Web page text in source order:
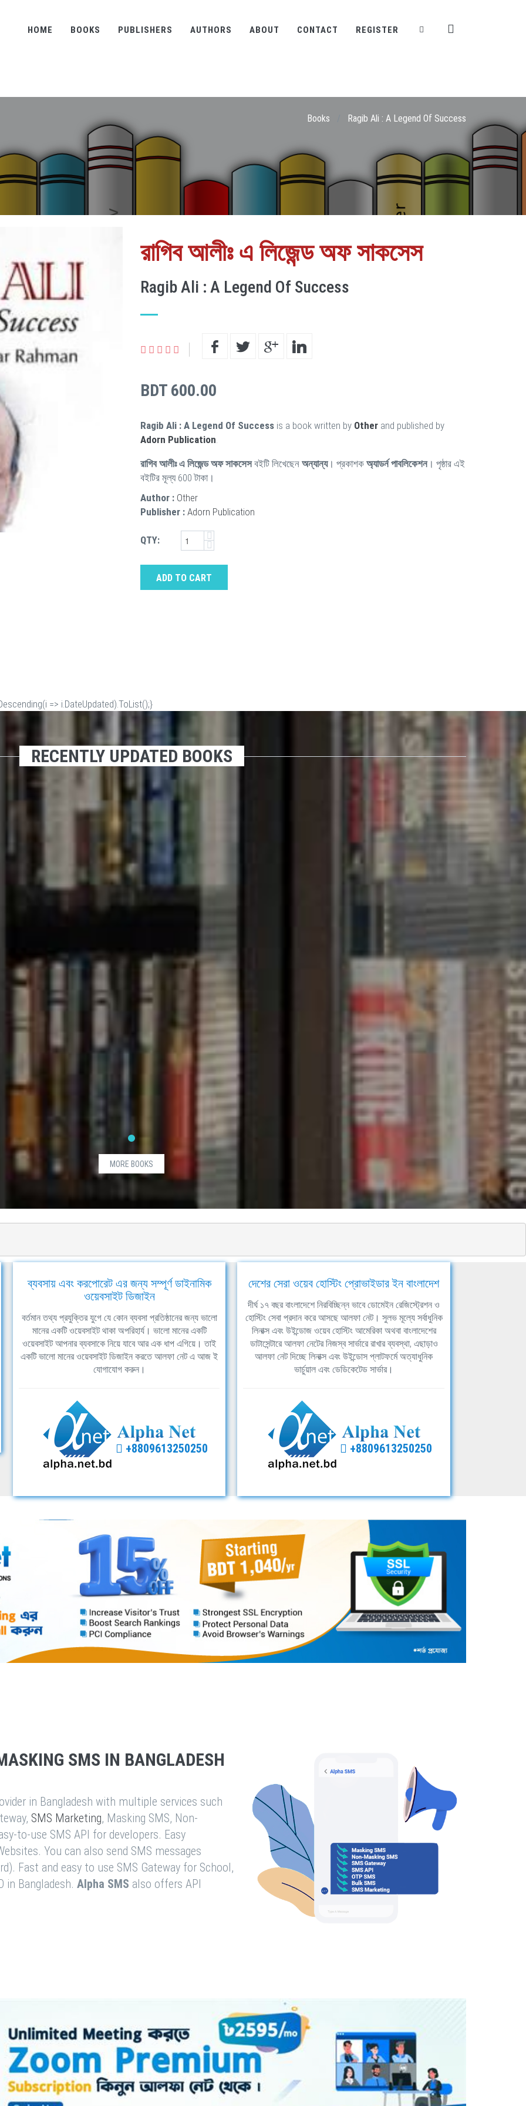
HOME BOOKS PUBLISHERS AUTHORS ABOUT CONTACT REGISTER
Books Ragib Ali : A Legend Of Success
রাগিব আলীঃ এ লিজেন্ড অফ সাকসেস
Ragib Ali : A Legend Of Success
BDT 600.00
Ragib Ali : A Legend Of Success is a book written by Other and published by
Adorn Publication.
রাগিব আলীঃ এ লিজেন্ড অফ সাকসেসবইটি লিখেছেন অন্যান্য। প্রকাশক অ্যাডর্ন পাবলিকেশন। পৃষ্ঠার এই
বইটির মূল্য 600 টাকা।
Author : Other
Publisher : Adorn Publication
QTY:
ADD TO CART
=> i.DateUpdated).ToList();}
RECENTLY UPDATED BOOKS
MORE BOOKS
ব্যবসায় এবং করপোরেট এর জন্য সম্পূর্ণ ডাইনামিক
ওয়েবসাইট ডিজাইন
বর্তমান তথ্য প্রযুক্তির যুগে যে কোন ব্যবসা প্রতিষ্ঠানের জন্য ভালো
মানের একটি ওয়েবসাইট থাকা অপরিহার্য। ভালো মানের একটি
ওয়েবসাইট আপনার ব্যবসাকে নিয়ে যাবে আর এক ধাপ এগিয়ে। তাই
একটি ভালো মানের ওয়েবসাইট ডিজাইন করতে আলফা নেট এ আজ ই
যোগাযোগ করুন।
+8809613250250
দেশের সেরা ওয়েব হোস্টিং প্রোভাইডার ইন বাংলাদেশ
দীর্ঘ ১৭ বছর বাংলাদেশে নিরবিচ্ছিন্ন ভাবে ডোমেইন রেজিস্ট্রেশন ও
হোস্টিং সেবা প্রদান করে আসছে আলফা নেট। সুলভ মূল্যে সর্বাধুনিক
লিনাক্স এবং উইন্ডোজ ওয়েব হোস্টিং আমেরিকা অথবা বাংলাদেশের
ডাটাসেন্টারে আলফা নেটের নিজস্ব সার্ভারে রাখার ব্যবস্থা, এছাড়াও
আলফা নেট দিচ্ছে লিনাক্স এবং উইন্ডোস প্লাটফর্মে অত্যাধুনিক
ভার্চুয়াল এবং ডেডিকেটেড সার্ভার।
+8809613250250
SMS IN BANGLADESH
in Bangladesh with multiple services such
SMS Marketing, Masking SMS, Non-
to-use SMS API for developers. Easy
You can also send SMS messages
Fast and easy to use SMS Gateway for School,
in Bangladesh. Alpha SMS also offers API